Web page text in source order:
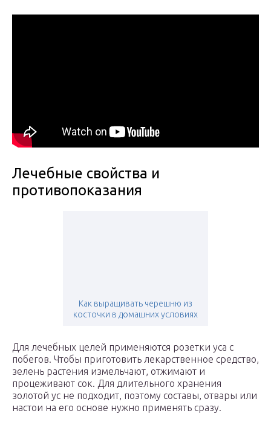
Лечебные свойства и
противопоказания
Как выращивать черешню из
косточки в домашних условиях
Для лечебных целей применяются розетки уса с
побегов. Чтобы приготовить лекарственное средство,
зелень растения измельчают, отжимают и
процеживают сок. Для длительного хранения
золотой ус не подходит, поэтому составы, отвары или
настои на его основе нужно применять сразу.